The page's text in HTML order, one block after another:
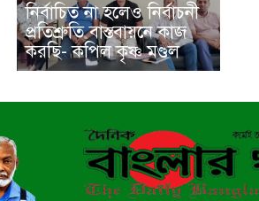
নির্বাচিত না হলেও নির্বাচনী
প্রতিশ্রুতি বাস্তবায়নে কাজ
করছি- কপিল কৃষ্ণ মণ্ডল